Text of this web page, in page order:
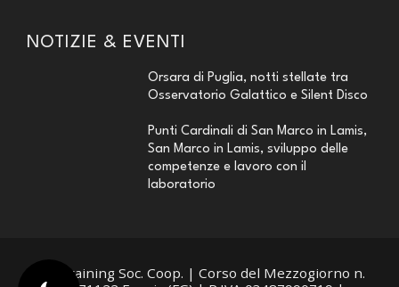
NOTIZIE & EVENTI
Orsara di Puglia, notti stellate tra
Osservatorio Galattico e Silent Disco
Punti Cardinali di San Marco in Lamis,
San Marco in Lamis, sviluppo delle
competenze e lavoro con il
laboratorio
Medtraining Soc. Coop. | Corso del Mezzogiorno n.